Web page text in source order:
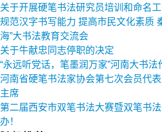
关于开展硬笔书法研究员培训和命名
规范汉字书写能力 提高市民文化素质
海”大书法教育交流会
关于牛献忠同志停职的决定
“永远听党话，笔墨润万家”河南大书法
河南省硬笔书法家协会第七次会员代
主席
第二届西安市双笔书法大赛暨双笔书
办！